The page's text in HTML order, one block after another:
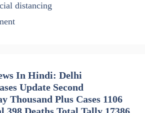
distancing
In Hindi: Delhi
Update Second
Thousand Plus Cases 1106